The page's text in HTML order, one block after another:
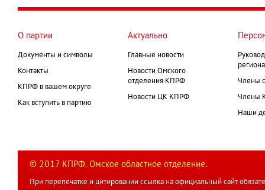
О партии
Документы и символы
Контакты
КПРФ в вашем округе
Как вступить в партию
Актуально
Главные новости
Новости Омского
отделения КПРФ
Новости ЦК КПРФ
Члены
Члены
Наши
© 2017 КПРФ. Омское областное отделение.
При перепечатке и цитировании ссылка на официальный сайт